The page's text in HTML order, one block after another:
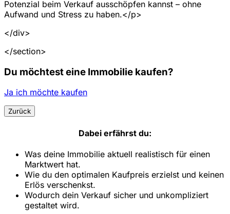
Potenzial beim Verkauf ausschöpfen kannst – ohne
Aufwand und Stress zu haben.</p>
</div>
</section>
Du möchtest eine Immobilie kaufen?
Ja ich möchte kaufen
Zurück
Dabei erfährst du:
Was deine Immobilie aktuell realistisch für einen
Marktwert hat.
Wie du den optimalen Kaufpreis erzielst und keinen
Erlös verschenkst.
Wodurch dein Verkauf sicher und unkompliziert
gestaltet wird.